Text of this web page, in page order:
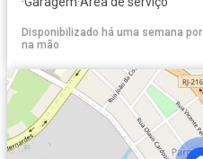
Disponibilizado há uma semana por
na mão